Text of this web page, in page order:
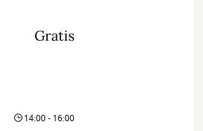
Gratis
14:00 - 16:00